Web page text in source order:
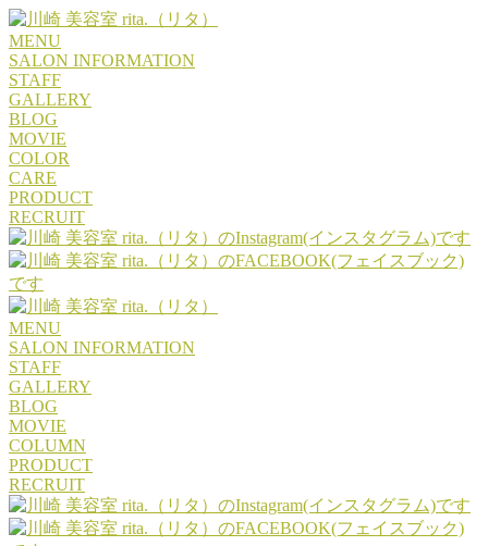
MENU
SALON INFORMATION
STAFF
GALLERY
BLOG
MOVIE
COLOR
CARE
PRODUCT
RECRUIT
MENU
SALON INFORMATION
STAFF
GALLERY
BLOG
MOVIE
COLUMN
PRODUCT
RECRUIT